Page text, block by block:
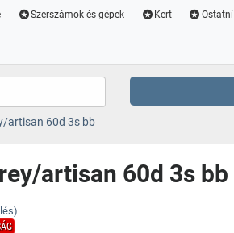
Szerszámok és gépek Kert Ostatní
artisan 60d 3s bb
artisan 60d 3s bb